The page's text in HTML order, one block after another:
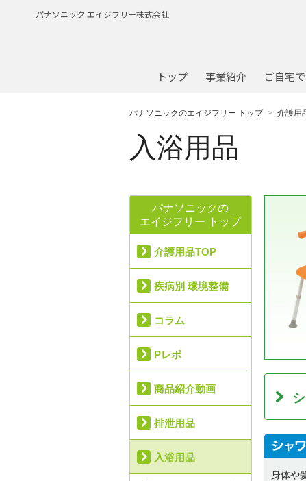
パナソニック エイジフリー株式会社
トップ 事業紹介 ご自宅
パナソニックのエイジフリー トップ 介護用
入浴用品
身体や
パナソニックの
エイジフリー トップ
介護用品TOP
疾病別 環境整備
コラム
Pレポ
商品紹介動画
排泄用品
入浴用品